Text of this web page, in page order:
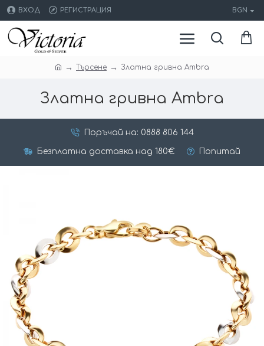
ВХОД РЕГИСТРАЦИЯ BGN
Търсене Златна гривна Ambra
Златна гривна Ambra
Поръчай на: 0888 806 144
Безплатна доставка над 180€ Попитай